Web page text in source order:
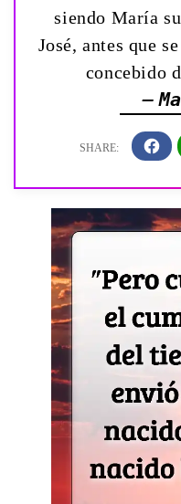
siendo María
José, antes que
concebido
—